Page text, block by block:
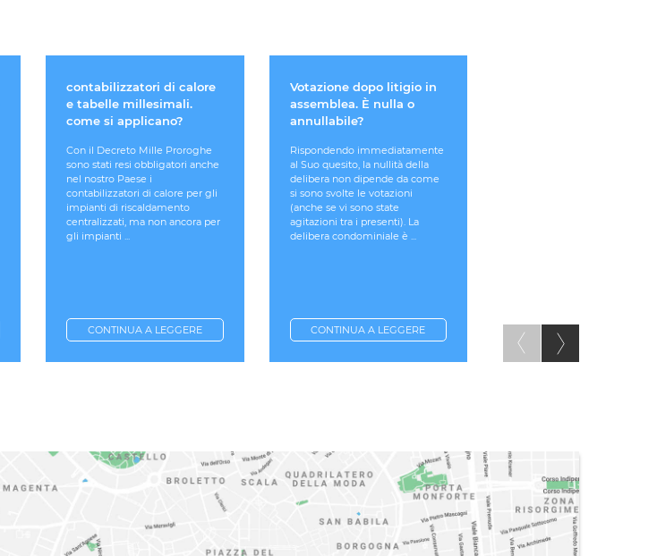
contabilizzatori di calore
e tabelle millesimali.
come si applicano?
Con il Decreto Mille Proroghe
sono stati resi obbligatori anche
nel nostro Paese i
contabilizzatori di calore per gli
impianti di riscaldamento
centralizzati, ma non ancora per
gli impianti ...
CONTINUA A LEGGERE
Votazione dopo litigio in
assemblea. È nulla o
annullabile?
Rispondendo immediatamente
al Suo quesito, la nullità della
delibera non dipende da come
si sono svolte le votazioni
(anche se vi sono state
agitazioni tra i presenti). La
delibera condominiale è ...
CONTINUA A LEGGERE CONTINUA A LEGGERE